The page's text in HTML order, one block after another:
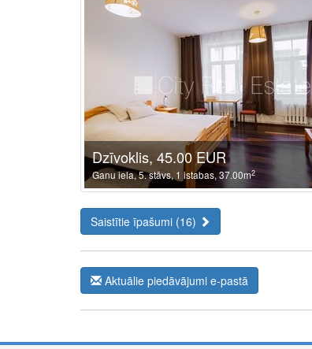
Dzīvoklis, 45.00 EUR
Ganu iela, 5. stāvs, 1 istabas, 37.00m2
Saistītie īpašumi (16)
Aktuālie piedāvājumi e-pastā